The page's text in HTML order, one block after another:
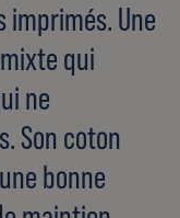
imprimés. Une
qui
ne
Son coton
bonne